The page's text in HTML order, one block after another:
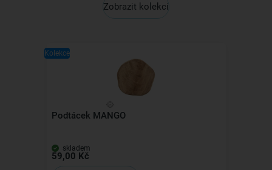
Zobrazit kolekci
Kolekce
Podtácek MANGO
skladem
59,00 Kč